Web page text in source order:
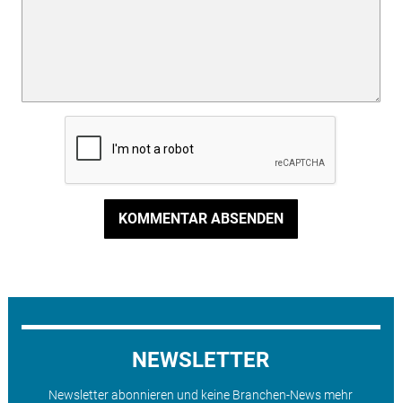
KOMMENTAR ABSENDEN
NEWSLETTER
Newsletter abonnieren und keine Branchen-News mehr